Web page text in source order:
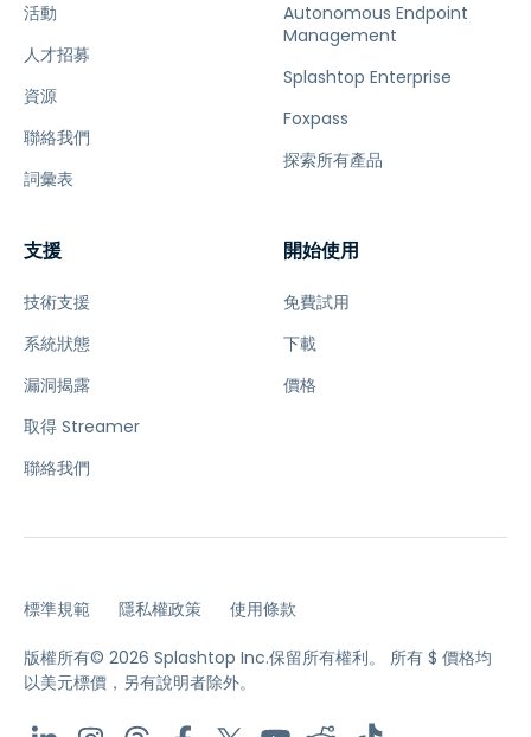
活動
人才招募
資源
聯絡我們
詞彙表
Autonomous Endpoint
Management
Splashtop Enterprise
Foxpass
探索所有產品
支援
技術支援
系統狀態
漏洞揭露
取得 Streamer
聯絡我們
開始使用
免費試用
下載
價格
標準規範 隱私權政策 使用條款
版權所有© 2026 Splashtop Inc.保留所有權利。
所有 $ 價格均
以美元標價，另有說明者除外。